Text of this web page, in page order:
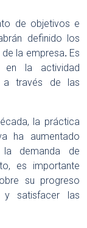
de objetivos e
definido los
la empresa. Es
en la actividad
a través de las
la práctica
ha aumentado
demanda de
es importante
su progreso
satisfacer las